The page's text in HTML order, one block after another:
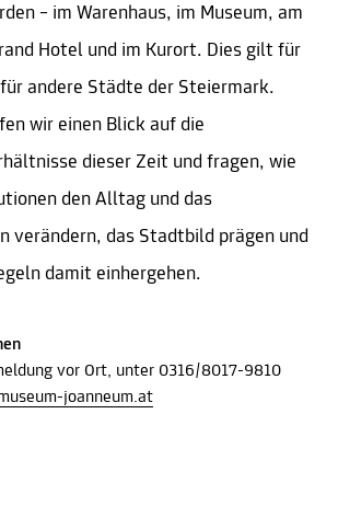
– im Warenhaus, im Museum, am
Hotel und im Kurort. Dies gilt für
andere Städte der Steiermark.
wir einen Blick auf die
dieser Zeit und fragen, wie
den Alltag und das
verändern, das Stadtbild prägen und
damit einhergehen.
vor Ort, unter 0316/8017-9810
joanneum.at